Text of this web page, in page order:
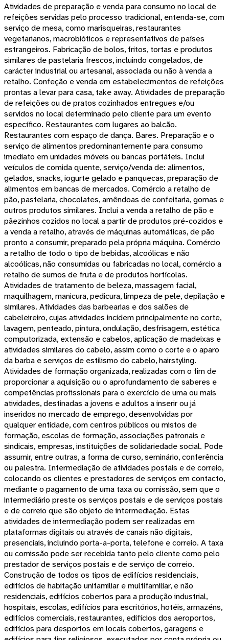
Atividades de preparação e venda para consumo no local de
refeições servidas pelo processo tradicional, entenda-se, com
serviço de mesa, como marisqueiras, restaurantes
vegetarianos, macrobióticos e representativos de países
estrangeiros. Fabricação de bolos, fritos, tortas e produtos
similares de pastelaria frescos, incluindo congelados, de
carácter industrial ou artesanal, associada ou não à venda a
retalho. Confeção e venda em estabelecimentos de refeições
prontas a levar para casa, take away. Atividades de preparação
de refeições ou de pratos cozinhados entregues e/ou
servidos no local determinado pelo cliente para um evento
específico. Restaurantes com lugares ao balcão.
Restaurantes com espaço de dança. Bares. Preparação e o
serviço de alimentos predominantemente para consumo
imediato em unidades móveis ou bancas portáteis. Inclui
veículos de comida quente, serviço/venda de: alimentos,
gelados, snacks, iogurte gelado e panquecas, preparação de
alimentos em bancas de mercados. Comércio a retalho de
pão, pastelaria, chocolates, amêndoas de confeitaria, gomas e
outros produtos similares. Inclui a venda a retalho de pão e
pãezinhos cozidos no local a partir de produtos pré-cozidos e
a venda a retalho, através de máquinas automáticas, de pão
pronto a consumir, preparado pela própria máquina. Comércio
a retalho de todo o tipo de bebidas, alcoólicas e não
alcoólicas, não consumidas ou fabricadas no local, comércio a
retalho de sumos de fruta e de produtos hortícolas.
Atividades de tratamento de beleza, massagem facial,
maquilhagem, manicura, pedicura, limpeza de pele, depilação e
similares. Atividades das barbearias e dos salões de
cabeleireiro, cujas atividades incidem principalmente no corte,
lavagem, penteado, pintura, ondulação, desfrisagem, estética
computorizada, extensão e cabelos, aplicação de madeixas e
atividades similares do cabelo, assim como o corte e o aparo
da barba e serviços de estilismo do cabelo, hairstyling.
Atividades de formação organizada, realizadas com o fim de
proporcionar a aquisição ou o aprofundamento de saberes e
competências profissionais para o exercício de uma ou mais
atividades, destinadas a jovens e adultos a inserir ou já
inseridos no mercado de emprego, desenvolvidas por
qualquer entidade, com centros públicos ou mistos de
formação, escolas de formação, associações patronais e
sindicais, empresas, instituições de solidariedade social. Pode
assumir, entre outras, a forma de curso, seminário, conferência
ou palestra. Intermediação de atividades postais e de correio,
colocando os clientes e prestadores de serviços em contacto,
mediante o pagamento de uma taxa ou comissão, sem que o
intermediário preste os serviços postais e de serviços postais
e de correio que são objeto de intermediação. Estas
atividades de intermediação podem ser realizadas em
plataformas digitais ou através de canais não digitais,
presenciais, incluindo porta-a-porta, telefone e correio. A taxa
ou comissão pode ser recebida tanto pelo cliente como pelo
prestador de serviços postais e de serviço de correio.
Construção de todos os tipos de edifícios residenciais,
edifícios de habitação unifamiliar e multifamiliar, e não
residenciais, edifícios cobertos para a produção industrial,
hospitais, escolas, edifícios para escritórios, hotéis, armazéns,
edifícios comerciais, restaurantes, edifícios dos aeroportos,
edifícios para desportos em locais cobertos, garagens e